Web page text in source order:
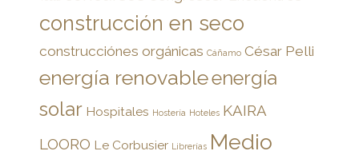
construcción en seco
construcciónes orgánicas Cáñamo César Pelli
energía renovableenergía
solar Hospitales Hostería Hoteles KAIRA
LOORO Le Corbusier Librerías Medio